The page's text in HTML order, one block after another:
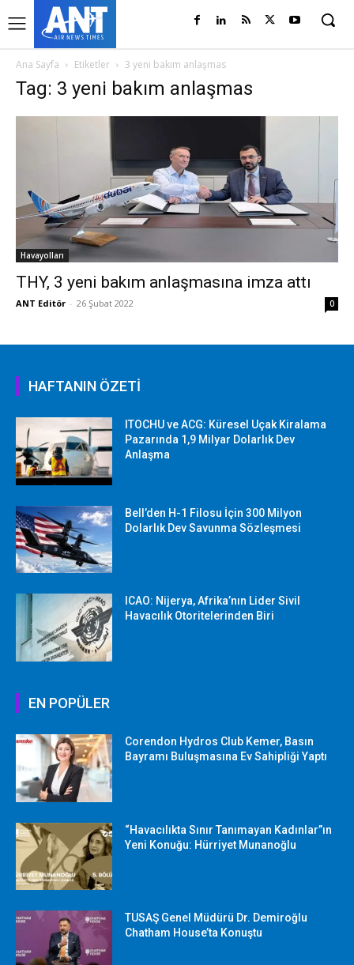
Ana Sayfa Etiketler 3 yeni bakım anlaşmas
Tag: 3 yeni bakım anlaşmas
Havayolları
THY, 3 yeni bakım anlaşmasına imza attı
ANT Editör - 26 Şubat 2022 0
HAFTANIN ÖZETİ
ITOCHU ve ACG: Küresel Uçak Kiralama
Pazarında 1,9 Milyar Dolarlık Dev
Anlaşma
Bell’den H-1 Filosu İçin 300 Milyon
Dolarlık Dev Savunma Sözleşmesi
ICAO: Nijerya, Afrika’nın Lider Sivil
Havacılık Otoritelerinden Biri
EN POPÜLER
Corendon Hydros Club Kemer, Basın
Bayramı Buluşmasına Ev Sahipliği Yaptı
“Havacılıkta Sınır Tanımayan Kadınlar”ın
Yeni Konuğu: Hürriyet Munanoğlu
TUSAŞ Genel Müdürü Dr. Demiroğlu
Chatham House’ta Konuştu